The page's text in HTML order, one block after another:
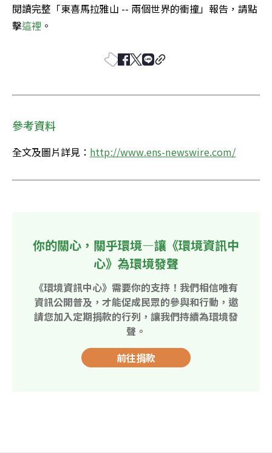
閱讀完整「東喜馬拉雅山 -- 兩個世界的衝撞」報告，請點
擊這裡 。
參考資料
全文及圖片詳見： http://www.ens-newswire.com/
你的關心，關乎環境—讓《環境資訊中
心》為環境發聲
《環境資訊中心》需要你的支持！我們相信唯有
資訊公開普及，才能促成民眾的參與和行動，邀
請您加入定期捐款的行列，讓我們持續為環境發
聲。
前往捐款